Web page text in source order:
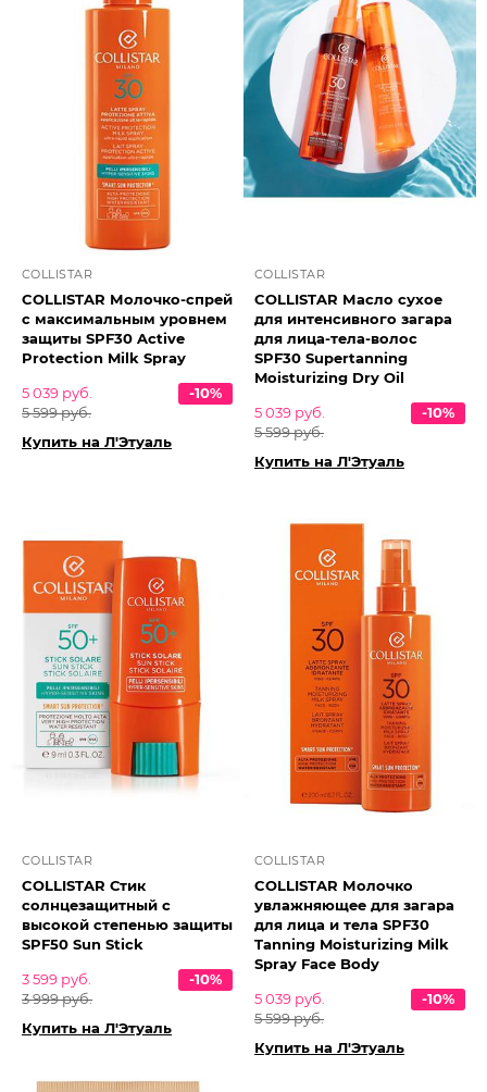
COLLISTAR
COLLISTAR Молочко-спрей
с максимальным уровнем
защиты SPF30 Active
Protection Milk Spray
5 039 руб.
5 599 руб.
-10%
Купить на Л'Этуаль
COLLISTAR
COLLISTAR Масло сухое
для интенсивного загара
для лица-тела-волос
SPF30 Supertanning
Moisturizing Dry Oil
5 039 руб.
5 599 руб.
-10%
Купить на Л'Этуаль
COLLISTAR
COLLISTAR Стик
солнцезащитный с
высокой степенью защиты
SPF50 Sun Stick
3 599 руб.
3 999 руб.
-10%
Купить на Л'Этуаль
COLLISTAR
COLLISTAR Молочко
увлажняющее для загара
для лица и тела SPF30
Tanning Moisturizing Milk
Spray Face Body
5 039 руб.
5 599 руб.
-10%
Купить на Л'Этуаль